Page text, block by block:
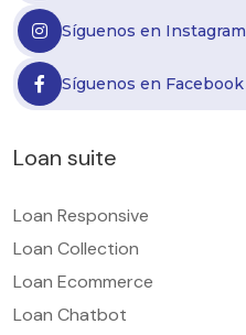
Síguenos en Instagram
Síguenos en Facebook
Loan suite
Loan Responsive
Loan Collection
Loan Ecommerce
Loan Chatbot